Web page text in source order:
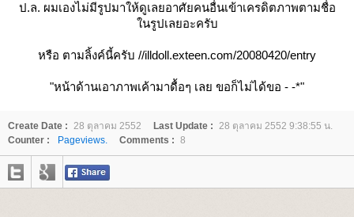
ป.ล. ผมเองไม่มีรูปมาให้ดูเลยอาศัยคนอื่นเข้าเครดิตภาพตามชื่อ
นรูปเลยอะครับ
หรือ ตามลิ้งค์นี้ครับ //illdoll.exteen.com/20080420/entry
"หน้าด้านเอาภาพเค้ามาดื้อๆ เลย ขอก็ไม่ได้ขอ - -*"
Create Date : 28 ตุลาคม 2552 Last Update : 28 ตุลาคม 2552 9:38:55 น.
Counter :
Pageviews. Comments : 8